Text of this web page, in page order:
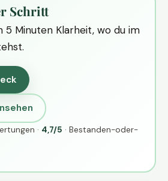
Schritt
5 Minuten Klarheit, wo du im
· 4,7/5 · Bestanden-oder-